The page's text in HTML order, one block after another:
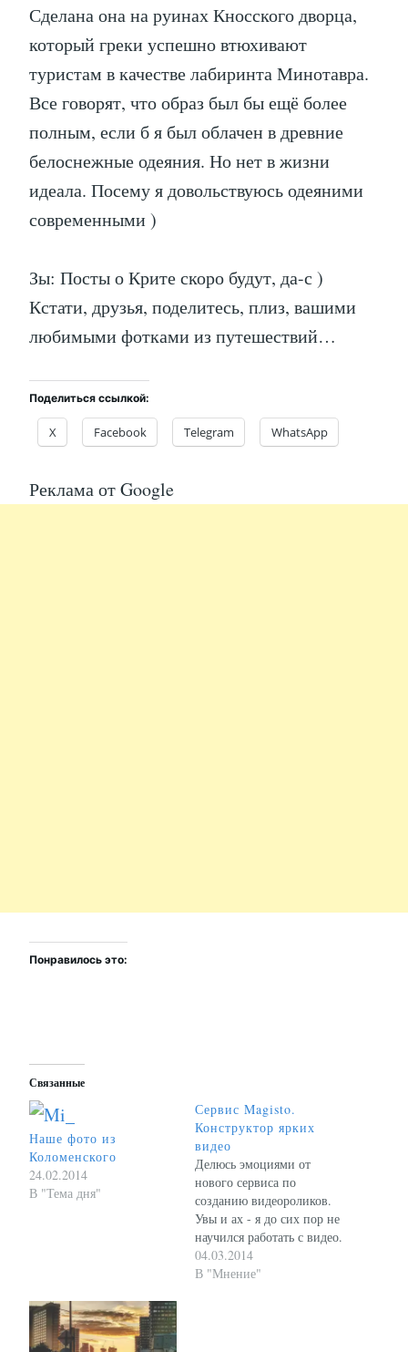
Сделана она на руинах Кносского дворца,
который греки успешно втюхивают
туристам в качестве лабиринта Минотавра.
Все говорят, что образ был бы ещё более
полным, если б я был облачен в древние
белоснежные одеяния. Но нет в жизни
идеала. Посему я довольствуюсь одеяними
современными )
Зы: Посты о Крите скоро будут, да-с )
Кстати, друзья, поделитесь, плиз, вашими
любимыми фотками из путешествий…
Поделиться ссылкой:
X Facebook Telegram WhatsApp
Реклама от Google
Понравилось это:
Связанные
Наше фото из
Коломенского
24.02.2014
В "Тема дня"
Сервис Magisto.
Конструктор ярких
видео
Делюсь эмоциями от
нового сервиса по
созданию видеороликов.
Увы и ах - я до сих пор не
научился работать с видео.
Ролики не обрабатываю.
Совсем. Иногда при этом
04.03.2014
В "Мнение"